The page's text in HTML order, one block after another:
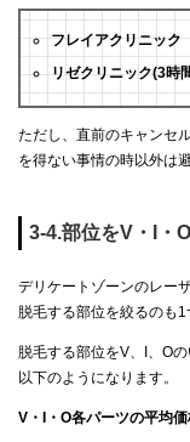
フレイアクリニック
リゼクリニック(3時
ただし、直前のキャンセ
を得ない事情の時以外は
3-4.部位をV・I・
デリケートゾーンのレー
脱毛する部位を絞るのも1
脱毛する部位をV、I、O
以下のようになります。
V・I・O各パーツの平均